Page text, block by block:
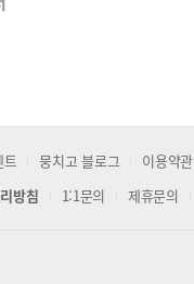
트 뭉치고 블로그
이용약관
방침 1:1문의 제휴문의